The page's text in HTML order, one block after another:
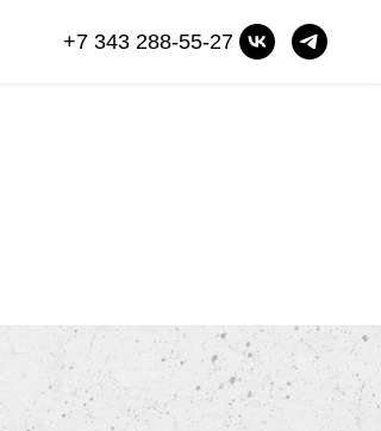
+7 343 288-55-27